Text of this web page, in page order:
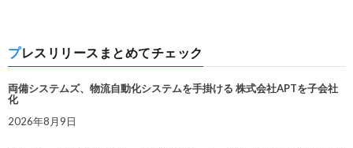
プレスリリースまとめてチェック
両備システムズ、物流自動化システムを手掛ける 株式会社APTを子会社
化
2026年8月9日